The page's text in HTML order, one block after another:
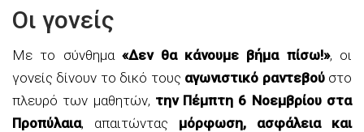
Οι γονείς
Με το σύνθημα«Δεν θα κάνουμε βήμα πίσω!», οι
γονείς δίνουν το δικό τους αγωνιστικό ραντεβούστο
πλευρό των μαθητών, την Πέμπτη 6 Νοεμβρίου στα
Προπύλαια, απαιτώντας μόρφωση, ασφάλεια και